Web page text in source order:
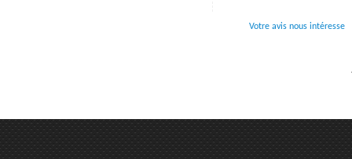
Votre avis nous intéresse